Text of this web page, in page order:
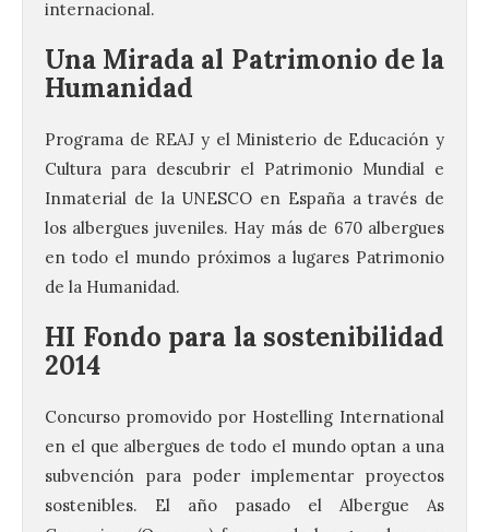
internacional.
Una Mirada al Patrimonio de la
Humanidad
Programa de REAJ y el Ministerio de Educación y
Cultura para descubrir el Patrimonio Mundial e
Inmaterial de la UNESCO en España a través de
los albergues juveniles. Hay más de 670 albergues
en todo el mundo próximos a lugares Patrimonio
de la Humanidad.
HI Fondo para la sostenibilidad
2014
Concurso promovido por Hostelling International
en el que albergues de todo el mundo optan a una
subvención para poder implementar proyectos
sostenibles. El año pasado el Albergue As